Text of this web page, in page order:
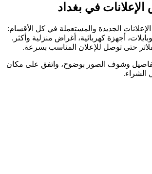
في بغداد
الجديدة والمستعملة في كل الأقسام:
أجهزة كهربائية، أغراض منزلية وأكثر.
حتى توصل للإعلان المناسب بسرعة.
وشوف الصور بوضوح، واتفق على مكان
الشراء.